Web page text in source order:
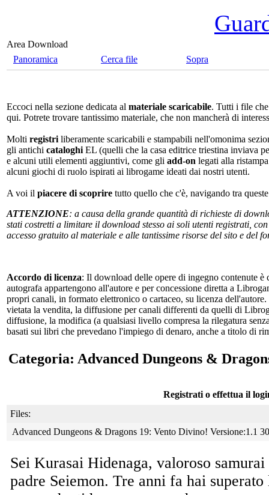
Area Download
Panoramica
Cerca file Sopra
Eccoci nella sezione dedicata al materiale scaricabile. Tutti i file
qui. Potrete trovare tantissimo materiale, che non mancherà di
Molti registri liberamente scaricabili e stampabili nell'omonima
gli antichi cataloghi EL (quelli che la casa editrice triestina inviava
e alcuni utili elementi aggiuntivi, come gli add-on legati alla
alcuni giochi di ruolo ispirati ai librogame ideati dai nostri utenti.
A voi il piacere di scoprire tutto quello che c'è, navigando tra
ATTENZIONE: a causa della grande quantità di richieste di
stati costretti a limitare il download stesso ai soli utenti registrati,
accesso gratuito al materiale e alle tantissime risorse del sito e
Accordo di licenza: Il download delle opere di ingegno contenute
autografa appartengono all'autore e per concessione diretta a
propri canali, in formato elettronico o cartaceo, su licenza
vietata la vendita, la diffusione per canali differenti da quelli di
diffusione, la modifica (a qualsiasi livello compresa la rilegatura
basati sui libri che prevedano l'impiego di denaro, anche a titolo di
Categoria: Advanced Dungeons &
Registrati o effettua il
Files:
Advanced Dungeons & Dragons 19: Vento Divino! Versione:1.1
Sei Kurasai Hidenaga, valoroso
padre Seiemon. Tre anni fa hai superato